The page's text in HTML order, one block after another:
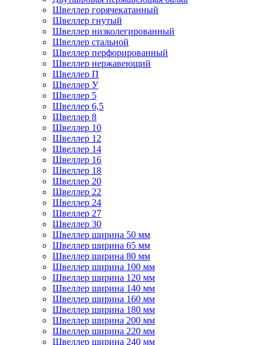
Швеллер горячекатанный
Швеллер гнутый
Швеллер низколегированный
Швеллер стальной
Швеллер перфорированный
Швеллер нержавеющий
Швеллер П
Швеллер У
Швеллер 5
Швеллер 6,5
Швеллер 8
Швеллер 10
Швеллер 12
Швеллер 14
Швеллер 16
Швеллер 18
Швеллер 20
Швеллер 22
Швеллер 24
Швеллер 27
Швеллер 30
Швеллер ширина 50 мм
Швеллер ширина 65 мм
Швеллер ширина 80 мм
Швеллер ширина 100 мм
Швеллер ширина 120 мм
Швеллер ширина 140 мм
Швеллер ширина 160 мм
Швеллер ширина 180 мм
Швеллер ширина 200 мм
Швеллер ширина 220 мм
Швеллер ширина 240 мм